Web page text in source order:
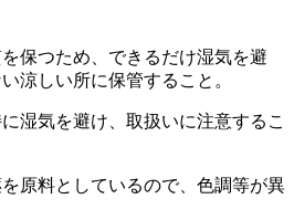
保つため、できるだけ湿気を避
涼しい所に保管すること。
湿気を避け、取扱いに注意するこ
原料としているので、色調等が異